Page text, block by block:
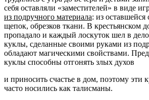
себя оставляли «заместителей» в виде
из подручного материала: из
щепок, обрезков ткани. В крестьянском
пропадало и каждый лоскуток шел в
куклы, сделанные своими руками из
обладают магическими свойствами.
куклы способны отгонять злых духов
и приносить счастье в дом, поэтому эти
часто носились как талисманы.